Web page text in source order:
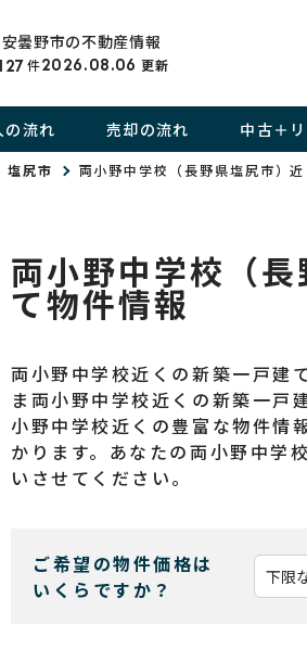
曇野市の不動産情報
127件2026.08.06更新
の流れ 売却の流れ 中古＋
塩尻市 両小野中学校（長野県塩尻市）
両小野中学校（
て物件情報
両小野中学校近くの新築一戸建
ま両小野中学校近くの新築一戸
小野中学校近くの豊富な物件情
かります。あなたの両小野中学
いさせてください。
ご希望の物件価格は
いくらですか？